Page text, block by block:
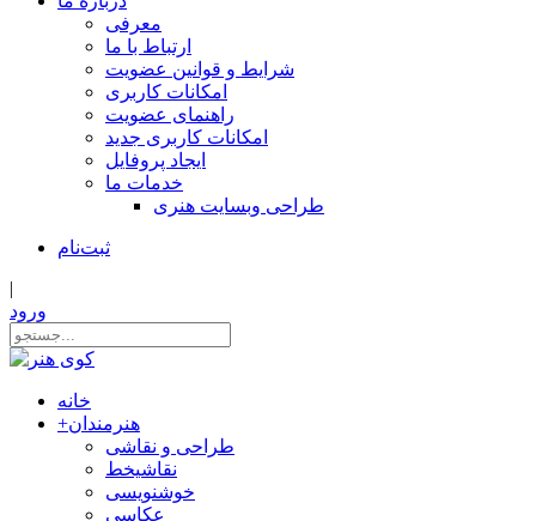
معرفی
ارتباط با ما
شرایط و قوانین عضویت
امکانات کاربری
راهنمای عضویت
امکانات کاربری جدید
ایجاد پروفایل
خدمات ما
طراحی وبسایت هنری
ثبت‌نام
|
ورود
خانه
+هنرمندان
طراحی و نقاشی
نقاشیخط
خوشنویسی
عکاسی